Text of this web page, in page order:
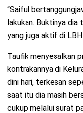
“Saiful
lakukan. Buktinya dia
yang juga aktif di
Taufik menyesalkan
kontrakannya di
dini hari, terkesan
saat itu dia masih
cukup melalui surat